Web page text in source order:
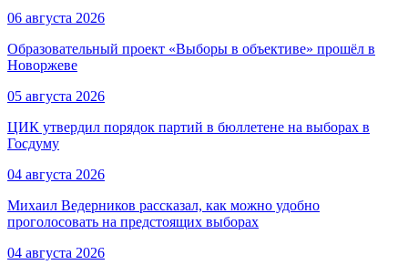
06 августа 2026
Образовательный проект «Выборы в объективе» прошёл в
Новоржеве
05 августа 2026
ЦИК утвердил порядок партий в бюллетене на выборах в
Госдуму
04 августа 2026
Михаил Ведерников рассказал, как можно удобно
проголосовать на предстоящих выборах
04 августа 2026